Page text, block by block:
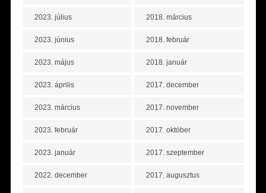
2023. július
2023. június
2023. május
2023. április
2023. március
2023. február
2023. január
2022. december
2018. március
2018. február
2018. január
2017. december
2017. november
2017. október
2017. szeptember
2017. augusztus